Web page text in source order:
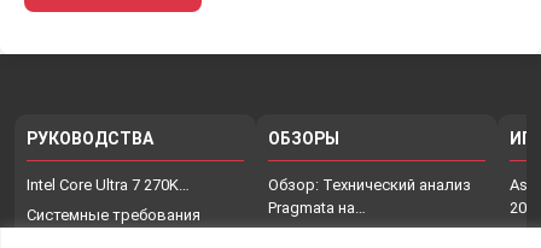
РУКОВОДСТВА
Intel Core Ultra 7 270K…
Системные требования
ОБЗОРЫ
Обзор: Технический анализ
Pragmata на…